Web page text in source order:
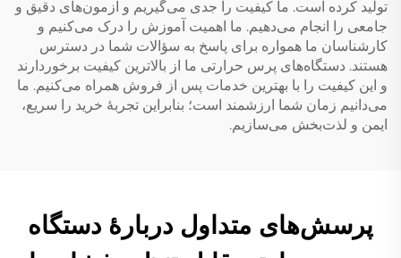
تولید کرده است. ما کیفیت را جدی می‌گیریم و آزمون‌های دقیق و
جامعی را انجام می‌دهیم. ما اهمیت آموزش را درک می‌کنیم و
کارشناسان ما همواره برای پاسخ به سؤالات شما در دسترس
هستند. دستگاه‌های پرس حرارتی ما از بالاترین کیفیت برخوردارند
و این کیفیت را با بهترین خدمات پس از فروش همراه می‌کنیم. ما
می‌دانیم زمان شما ارزشمند است؛ بنابراین تجربهٔ خرید را سریع،
ایمن و لذت‌بخش می‌سازیم.
پرسش‌های متداول دربارهٔ دستگاه